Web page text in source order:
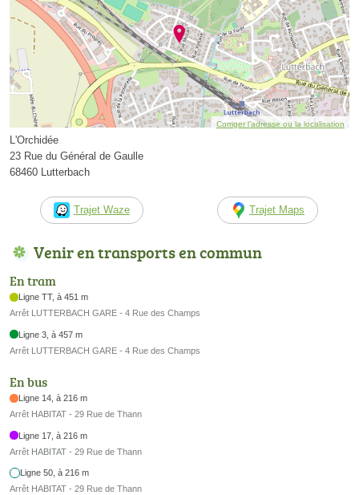
Corriger l’adresse ou la localisation
L'Orchidée
23 Rue du Général de Gaulle
68460 Lutterbach
Trajet Waze Trajet Maps
Venir en transports en commun
En tram
Ligne TT, à 451 m
Arrêt LUTTERBACH GARE - 4 Rue des Champs
Ligne 3, à 457 m
Arrêt LUTTERBACH GARE - 4 Rue des Champs
En bus
Ligne 14, à 216 m
Arrêt HABITAT - 29 Rue de Thann
Ligne 17, à 216 m
Arrêt HABITAT - 29 Rue de Thann
Ligne 50, à 216 m
Arrêt HABITAT - 29 Rue de Thann